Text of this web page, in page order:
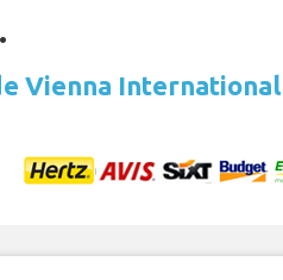
Vienna International